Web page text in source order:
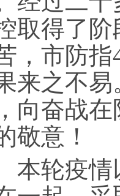
取得了
，市防
来之不
向奋战
敬意！
轮疫情以